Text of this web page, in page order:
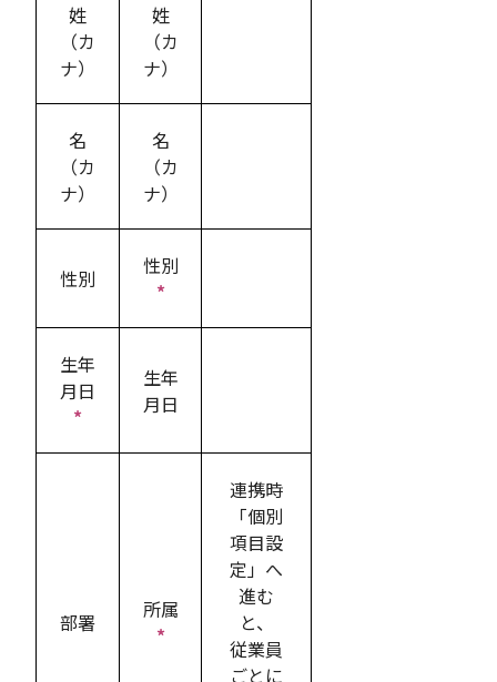
姓
（カ
ナ）
姓
（カ
ナ）
名
（カ
ナ）
名
（カ
ナ）
性別
性別
*
生年
月日
*
生年
月日
部署
所属
*
連携時
「個別
項目設
定」へ
進む
と、
従業員
ごとに